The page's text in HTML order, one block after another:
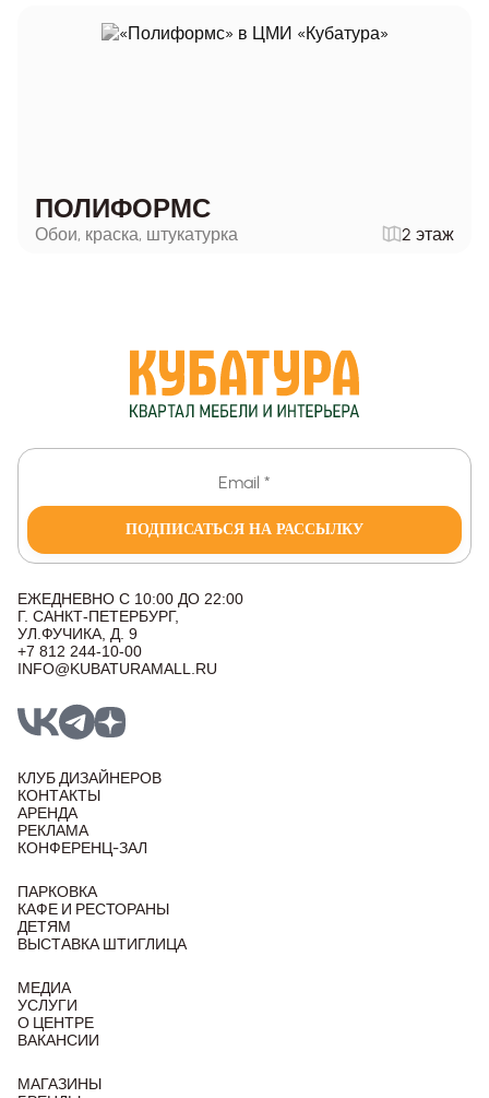
ПОЛИФОРМС
Обои, краска, штукатурка 2 этаж
ПОДПИСАТЬСЯ НА РАССЫЛКУ
ЕЖЕДНЕВНО С 10:00 ДО 22:00
Г. САНКТ-ПЕТЕРБУРГ,
УЛ.ФУЧИКА, Д. 9
+7 812 244-10-00
INFO@KUBATURAMALL.RU
КЛУБ ДИЗАЙНЕРОВ
КОНТАКТЫ
АРЕНДА
РЕКЛАМА
КОНФЕРЕНЦ-ЗАЛ
ПАРКОВКА
КАФЕ И РЕСТОРАНЫ
ДЕТЯМ
ВЫСТАВКА ШТИГЛИЦА
МЕДИА
УСЛУГИ
О ЦЕНТРЕ
ВАКАНСИИ
МАГАЗИНЫ